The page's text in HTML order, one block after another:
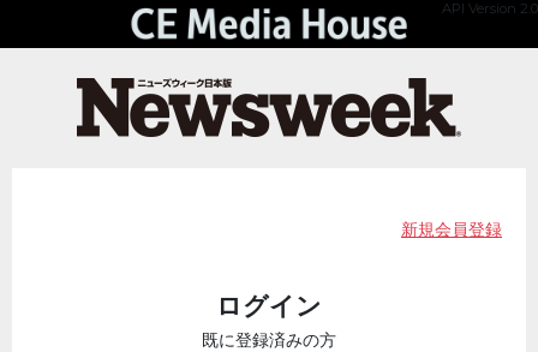
API Version 2.0
新規会員登録
ログイン
既に登録済みの方